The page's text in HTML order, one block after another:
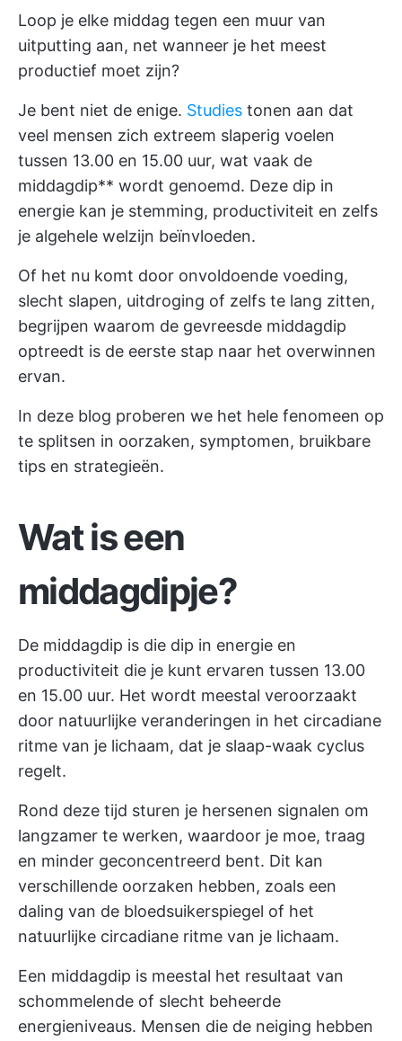
Loop je elke middag tegen een muur van
uitputting aan, net wanneer je het meest
productief moet zijn?
Je bent niet de enige. Studies tonen aan dat
veel mensen zich extreem slaperig voelen
tussen 13.00 en 15.00 uur, wat vaak de
middagdip** wordt genoemd. Deze dip in
energie kan je stemming, productiviteit en zelfs
je algehele welzijn beïnvloeden.
Of het nu komt door onvoldoende voeding,
slecht slapen, uitdroging of zelfs te lang zitten,
begrijpen waarom de gevreesde middagdip
optreedt is de eerste stap naar het overwinnen
ervan.
In deze blog proberen we het hele fenomeen op
te splitsen in oorzaken, symptomen, bruikbare
tips en strategieën.
Wat is een
middagdipje?
De middagdip is die dip in energie en
productiviteit die je kunt ervaren tussen 13.00
en 15.00 uur. Het wordt meestal veroorzaakt
door natuurlijke veranderingen in het circadiane
ritme van je lichaam, dat je slaap-waak cyclus
regelt.
Rond deze tijd sturen je hersenen signalen om
langzamer te werken, waardoor je moe, traag
en minder geconcentreerd bent. Dit kan
verschillende oorzaken hebben, zoals een
daling van de bloedsuikerspiegel of het
natuurlijke circadiane ritme van je lichaam.
Een middagdip is meestal het resultaat van
schommelende of slecht beheerde
energieniveaus. Mensen die de neiging hebben